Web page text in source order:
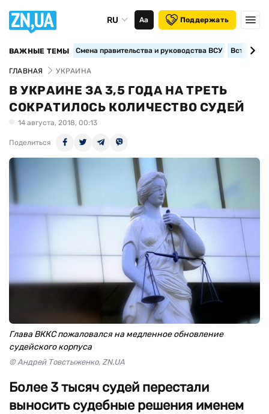
RU Аа Поддержать
ВАЖНЫЕ ТЕМЫ Смена правительства и руководства ВСУ
ГЛАВНАЯ УКРАИНА
В УКРАИНЕ ЗА 3,5 ГОДА НА ТРЕТЬ
СОКРАТИЛОСЬ КОЛИЧЕСТВО СУДЕЙ
14 августа, 2018, 00:13
Поделиться
Глава ВККС пожаловался на медленное обновление
судейского корпуса
© Андрей Товстыженко, ZN.UA
Более 3 тысяч судей перестали
выносить судебные решения именем